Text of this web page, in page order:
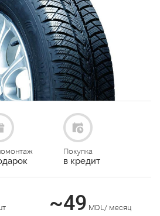
Покупка
в кредит
~49 MDL/ месяц